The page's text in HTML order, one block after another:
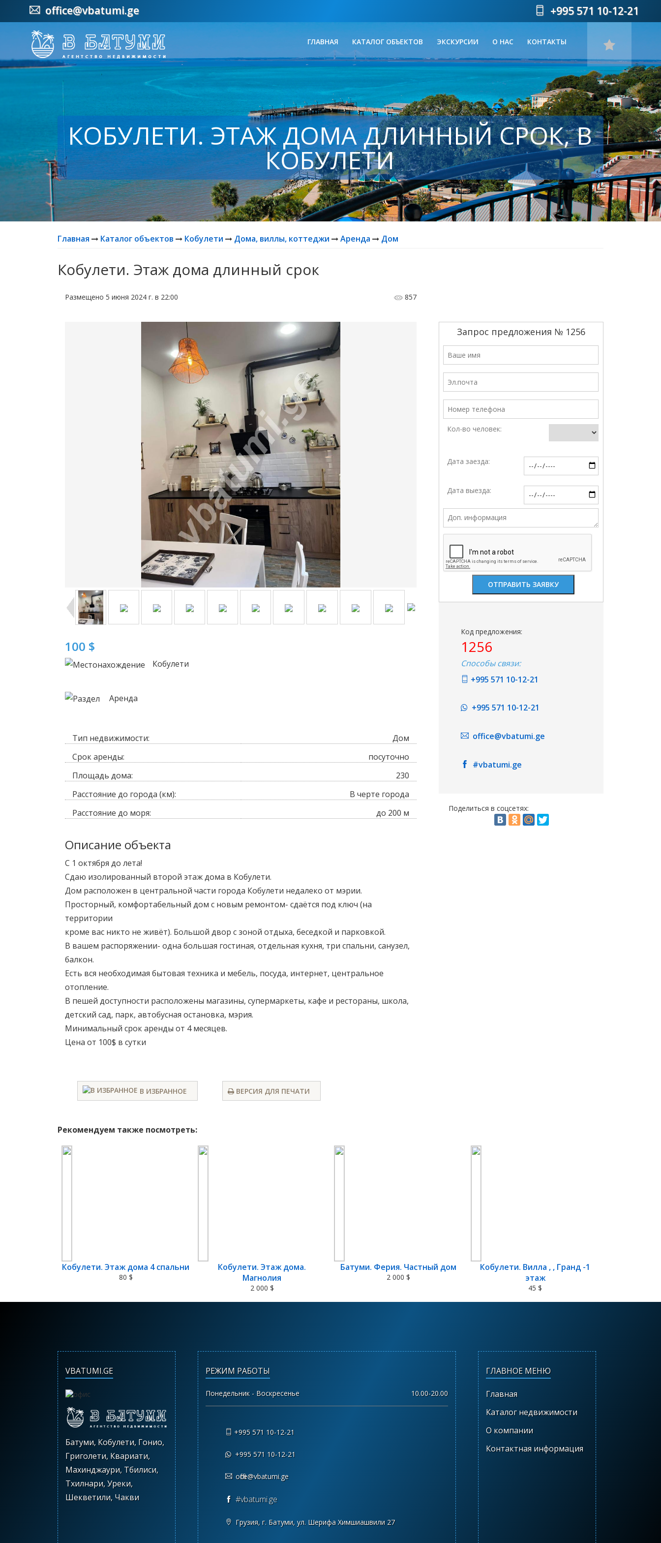
office@vbatumi.ge +995 571 10-12-21
ГЛАВНАЯ КАТАЛОГ ОБЪЕКТОВ ЭКСКУРСИИ О НАС КОНТАКТЫ
КОБУЛЕТИ. ЭТАЖ ДОМА ДЛИННЫЙ СРОК, В
КОБУЛЕТИ
Главная Каталог объектов Кобулети Дома, виллы, коттеджи Аренда Дом
Кобулети. Этаж дома длинный срок
Размещено 5 июня 2024 г. в 22:00 857
100 $
Кобулети
Аренда
Тип недвижимости:
Дом
Срок аренды:
посуточно
Площадь дома:
230
Расстояние до города (км):
В черте города
Расстояние до моря:
до 200 м
Описание объекта
С 1 октября до лета!
Сдаю изолированный второй этаж дома в Кобулети.
Дом расположен в центральной части города Кобулети недалеко от мэрии.
Просторный, комфортабельный дом с новым ремонтом- сдаётся под ключ (на
территории
кроме вас никто не живёт). Большой двор с зоной отдыха, беседкой и парковкой.
В вашем распоряжении- одна большая гостиная, отдельная кухня, три спальни, санузел,
балкон.
Есть вся необходимая бытовая техника и мебель, посуда, интернет, центральное
отопление.
В пешей доступности расположены магазины, супермаркеты, кафе и рестораны, школа,
детский сад, парк, автобусная остановка, мэрия.
Минимальный срок аренды от 4 месяцев.
Цена от 100$ в сутки
В ИЗБРАННОЕ ВЕРСИЯ ДЛЯ ПЕЧАТИ
Запрос предложения № 1256
Кол-во человек:
Дата заезда:
Дата выезда:
Код предложения:
1256
Способы связи:
+995 571 10-12-21
+995 571 10-12-21
office@vbatumi.ge
#vbatumi.ge
Поделиться в соцсетях:
Рекомендуем также посмотреть:
Кобулети. Этаж дома 4 спальни
80 $
Кобулети. Этаж дома.
Магнолия
2 000 $
Батуми. Ферия. Частный дом
2 000 $
Кобулети. Вилла , , Гранд -1
этаж
45 $
VBATUMI.GE
Батуми, Кобулети, Гонио,
Григолети, Квариати,
Махинджаури, Тбилиси,
Тхилнари, Уреки,
Шекветили, Чакви
РЕЖИМ РАБОТЫ
Понедельник - Воскресенье 10.00-20.00
+995 571 10-12-21
+995 571 10-12-21
office@vbatumi.ge
#vbatumi.ge
Грузия, г. Батуми, ул. Шерифа Химшиашвили 27
ГЛАВНОЕ МЕНЮ
Главная
Каталог недвижимости
О компании
Контактная информация